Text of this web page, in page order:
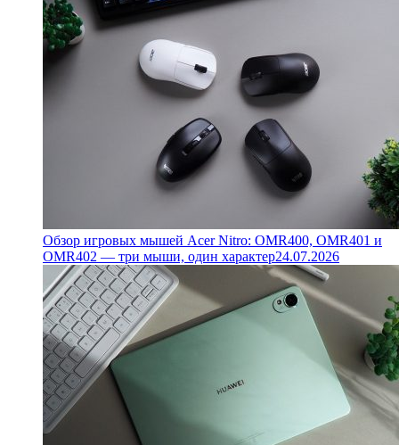
Обзор игровых мышей Acer Nitro: OMR400, OMR401 и
OMR402 — три мыши, один характер24.07.2026